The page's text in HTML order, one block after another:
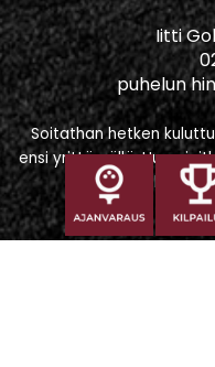
Iitti
puhelun
Soitathan hetken
ensi yrittämällä.
Iitti